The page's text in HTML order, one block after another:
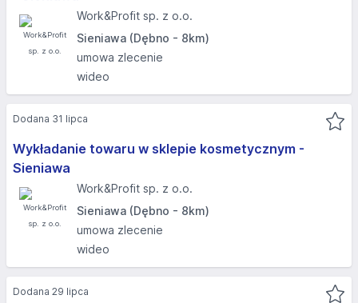
Work&Profit sp. z o.o.
Sieniawa (Dębno - 8km)
umowa zlecenie
wideo
Wykładanie towaru w sklepie kosmetycznym -
Sieniawa
Work&Profit sp. z o.o.
Sieniawa (Dębno - 8km)
umowa zlecenie
wideo
Dodana 31 lipca
Dodana 29 lipca